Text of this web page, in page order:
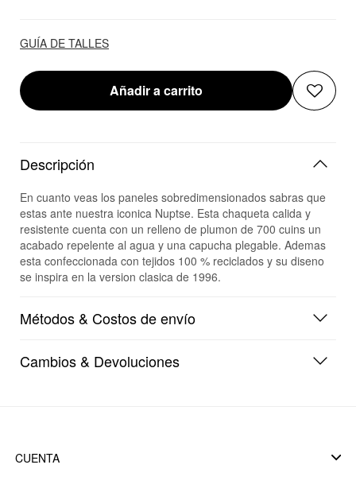
GUÍA DE TALLES
Añadir a carrito
Descripción
En cuanto veas los paneles sobredimensionados sabras que
estas ante nuestra iconica Nuptse. Esta chaqueta calida y
resistente cuenta con un relleno de plumon de 700 cuins un
acabado repelente al agua y una capucha plegable. Ademas
esta confeccionada con tejidos 100 % reciclados y su diseno
se inspira en la version clasica de 1996.
Métodos & Costos de envío
Cambios & Devoluciones
CUENTA